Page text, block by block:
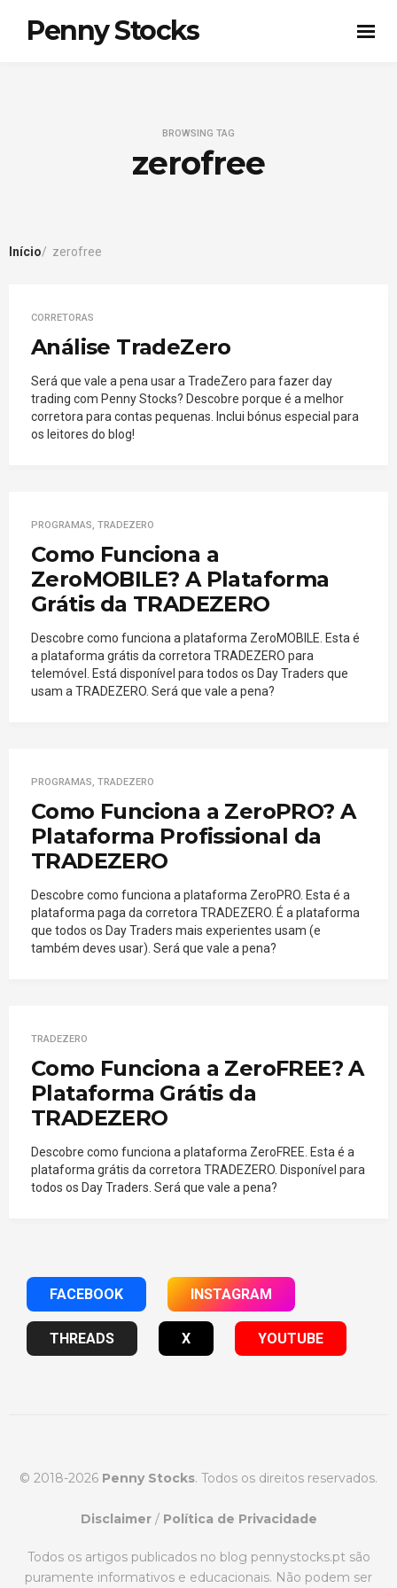
Penny Stocks
BROWSING TAG
zerofree
Início zerofree
CORRETORAS
Análise TradeZero
Será que vale a pena usar a TradeZero para fazer day
trading com Penny Stocks? Descobre porque é a melhor
corretora para contas pequenas. Inclui bónus especial para
os leitores do blog!
PROGRAMAS, TRADEZERO
Como Funciona a
ZeroMOBILE? A Plataforma
Grátis da TRADEZERO
Descobre como funciona a plataforma ZeroMOBILE. Esta é
a plataforma grátis da corretora TRADEZERO para
telemóvel. Está disponível para todos os Day Traders que
usam a TRADEZERO. Será que vale a pena?
PROGRAMAS, TRADEZERO
Como Funciona a ZeroPRO? A
Plataforma Profissional da
TRADEZERO
Descobre como funciona a plataforma ZeroPRO. Esta é a
plataforma paga da corretora TRADEZERO. É a plataforma
que todos os Day Traders mais experientes usam (e
também deves usar). Será que vale a pena?
TRADEZERO
Como Funciona a ZeroFREE? A
Plataforma Grátis da
TRADEZERO
Descobre como funciona a plataforma ZeroFREE. Esta é a
plataforma grátis da corretora TRADEZERO. Disponível para
todos os Day Traders. Será que vale a pena?
FACEBOOK INSTAGRAM
THREADS X YOUTUBE
© 2018-2026 Penny Stocks. Todos os direitos reservados.
Disclaimer/ Política de Privacidade
Todos os artigos publicados no blog pennystocks.pt são
puramente informativos e educacionais. Não podem ser